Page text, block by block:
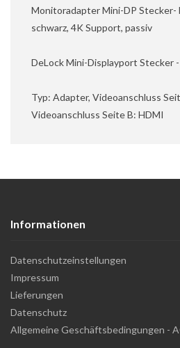
Monitoradapter Mini-DP Stecker-
schwarz, 4K Support, passiv
DeLock Mini-Displayport Stecker
Typ: Adapter, Videoanschluss
Videoanschluss Seite B: HDMI
Informationen
Datenschutzeinstellungen
Impressum
Lieferungen
Datenschutz
Allgemeine Geschäftsbedingungen -